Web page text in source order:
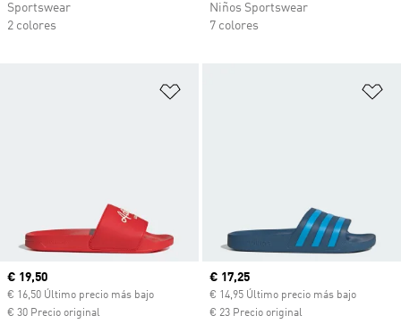
Sportswear
2 colores
Niños Sportswear
7 colores
Precio actual
€ 19,50
€ 16,50 Último precio más bajo
€ 30 Precio original
Precio actual
€ 17,25
€ 14,95 Último precio más bajo
€ 23 Precio original